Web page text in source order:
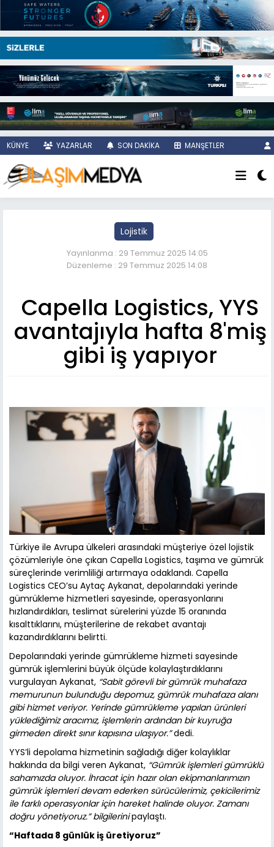
KÜNYE YAZARLAR SON DAKİKA MANŞETLER
Lojistik
Yayınlanma : 29 Temmuz 2025 14:05
Düzenleme : 29 Temmuz 2025 14:08
Capella Logistics, YYS
avantajıyla hafta 8'miş
gibi iş yapıyor
Türkiye ile Avrupa ülkeleri arasındaki müşteriye özel lojistik
çözümleriyle öne çıkan Capella Logistics, taşıma ve gümrük
süreçlerinde verimliliği artırmaya odaklandı. Capella
Logistics CEO’su Aytaç Aykanat, depolarındaki yerinde
gümrükleme hizmetleri sayesinde, operasyonlarını
hızlandırdıkları, teslimat sürelerini yüzde 15 oranında
kısalttıklarını, müşterilerine de rekabet avantajı
kazandırdıklarını belirtti.
Depolarındaki yerinde gümrükleme hizmeti sayesinde
gümrük işlemlerini büyük ölçüde kolaylaştırdıklarını
vurgulayan Aykanat, “Sabit görevli bir gümrük muhafaza
memurunun bulunduğu depomuz, gümrük muhafaza alanı
gibi hizmet veriyor. Yerinde gümrükleme yapılan ürünleri
yüklediğimiz aracımız, işlemlerin ardından bir kuyruğa
girmeden direkt sınır kapısına ulaşıyor.”dedi.
YYS’li depolama hizmetinin sağladığı diğer kolaylıklar
hakkında da bilgi veren Aykanat, “Gümrük işlemleri gümrüklü
sahamızda oluyor. İhracat için hazır olan ekipmanlarımızın
gümrük işlemleri devam ederken sürücülerimiz, çekicilerimiz
ile farklı operasyonlar için hareket halinde oluyor. Zamanı
doğru yönetiyoruz.” bilgilerinipaylaştı.
“Haftada 8 günlük iş üretiyoruz”